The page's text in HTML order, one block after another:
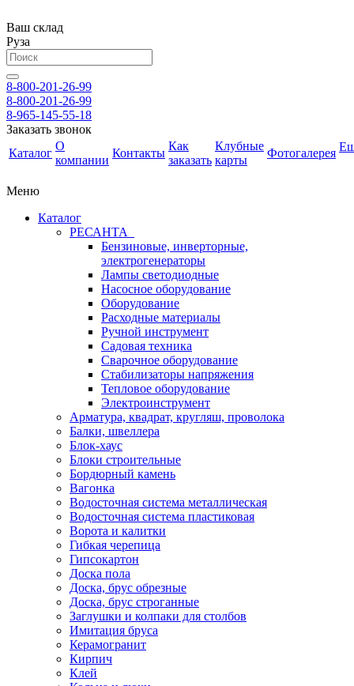
Ваш склад
Руза
8-800-201-26-99
8-800-201-26-99
8-965-145-55-18
Заказать звонок
Каталог
О
компании
Контакты
Как
заказать
Клубные
карты
Фотогалерея
Меню
Каталог
РЕСАНТА
Бензиновые, инверторные,
электрогенераторы
Лампы светодиодные
Насосное оборудование
Оборудование
Расходные материалы
Ручной инструмент
Садовая техника
Сварочное оборудование
Стабилизаторы напряжения
Тепловое оборудование
Электроинструмент
Арматура, квадрат, кругляш, проволока
Балки, швеллера
Блок-хаус
Блоки строительные
Бордюрный камень
Вагонка
Водосточная система металлическая
Водосточная система пластиковая
Ворота и калитки
Гибкая черепица
Гипсокартон
Доска пола
Доска, брус обрезные
Доска, брус строганные
Заглушки и колпаки для столбов
Имитация бруса
Керамогранит
Кирпич
Клей